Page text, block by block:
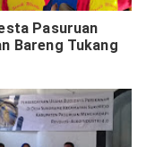
Pasuruan
Bareng Tukang